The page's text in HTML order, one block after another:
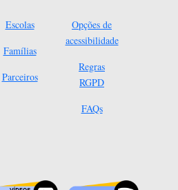
Escolas
Famílias
Parceiros
Opções de
acessibilidade
Regras
RGPD
FAQs